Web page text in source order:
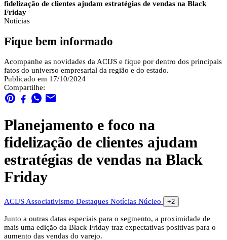
fidelização de clientes ajudam estratégias de vendas na Black
Friday
Notícias
Fique bem informado
Acompanhe as novidades da ACIJS e fique por dentro dos principais
fatos do universo empresarial da região e do estado.
Publicado em 17/10/2024
Compartilhe:
Planejamento e foco na
fidelização de clientes ajudam
estratégias de vendas na Black
Friday
ACIJS Associativismo Destaques Notícias Núcleo +2
Junto a outras datas especiais para o segmento, a proximidade de
mais uma edição da Black Friday traz expectativas positivas para o
aumento das vendas do varejo.